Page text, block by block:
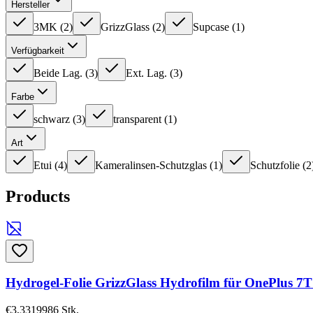
Hersteller
3MK (2) GrizzGlass (2) Supcase (1)
Verfügbarkeit
Beide Lag. (3) Ext. Lag. (3)
Farbe
schwarz (3) transparent (1)
Art
Etui (4) Kameralinsen-Schutzglas (1) Schutzfolie (2
Products
Hydrogel-Folie GrizzGlass Hydrofilm für OnePlus
€3,3319986 Stk.